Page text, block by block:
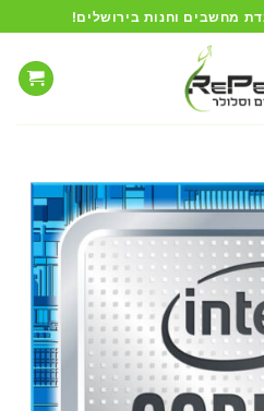
מחשבים וחנות בירושלים!